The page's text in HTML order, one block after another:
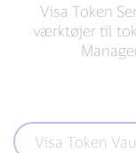
Visa Token
værktøjer til
Visa Token